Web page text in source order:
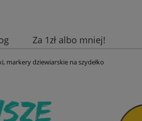
Za 1zł albo mniej!
markery dziewiarskie na szydełko